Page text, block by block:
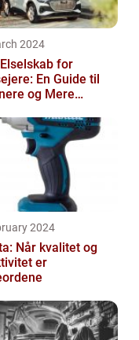
2024
for
En Guide til
og Mere
2024
Når kvalitet og
er